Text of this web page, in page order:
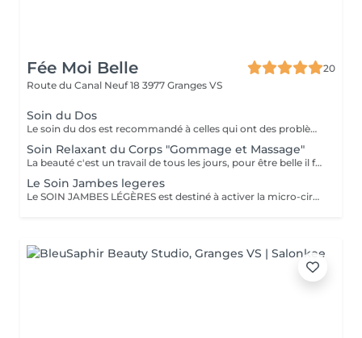
Fée Moi Belle
20
Route du Canal Neuf 18 3977 Granges VS
Soin du Dos
Le soin du dos est recommandé à celles qui ont des problèmes de petits boutons, de points noirs, de pelage, ou qui désirent entretenir une belle peau saine, et se relaxer sous les bienfaits de ce soin souvent oublié. Gommage, Nettoyage des imperfections, Massage, Enveloppement et application d'un soin hydratant
Soin Relaxant du Corps "Gommage et Massage"
La beauté c'est un travail de tous les jours, pour être belle il faut prendre soin de son corps au quotidien mais surtout savoir le chouchouter. Ce soin comprend le gommage au gant de Kessa et savon noir ainsi que le massage sur mesure du corps
Le Soin Jambes legeres
Le SOIN JAMBES LÉGÈRES est destiné à activer la micro-circulation des pieds et des jambes tout en procurant une sensation de bien-être. Les jambes, délassées et rafraîchies, retrouvent toute leur légèreté et leur beauté. Elles sont douces, détendues et parfaitement hydratées.